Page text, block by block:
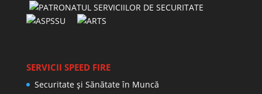
SERVICII SPEED FIRE
Securitate și Sănătate în Muncă